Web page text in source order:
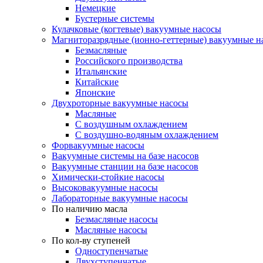
Немецкие
Бустерные системы
Кулачковые (когтевые) вакуумные насосы
Магниторазрядные (ионно-геттерные) вакуумные
Безмасляные
Российского производства
Итальянские
Китайские
Японские
Двухроторные вакуумные насосы
Масляные
C воздушным охлаждением
C воздушно-водяным охлаждением
Форвакуумные насосы
Вакуумные системы на базе насосов
Вакуумные станции на базе насосов
Химически-стойкие насосы
Высоковакуумные насосы
Лабораторные вакуумные насосы
По наличию масла
Безмасляные насосы
Масляные насосы
По кол-ву ступеней
Одноступенчатые